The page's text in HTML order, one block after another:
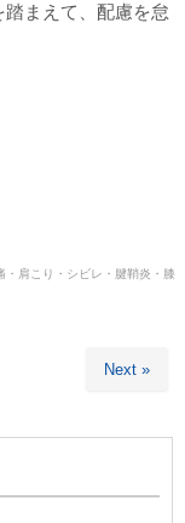
まえて、配慮を怠
・肩こり・シビレ・腱鞘炎・膝
Next »